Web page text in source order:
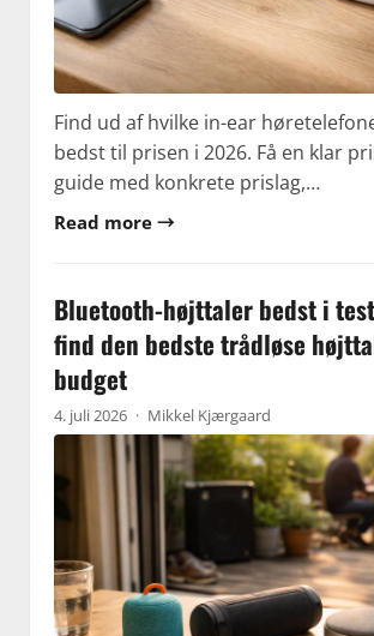
Find ud af hvilke in-ear
bedst til prisen i 2026. Få en klar
guide med konkrete prislag,…
Read more →
Bluetooth-højttaler bedst i
find den bedste trådløse
budget
4. juli 2026 · Mikkel Kjærgaard